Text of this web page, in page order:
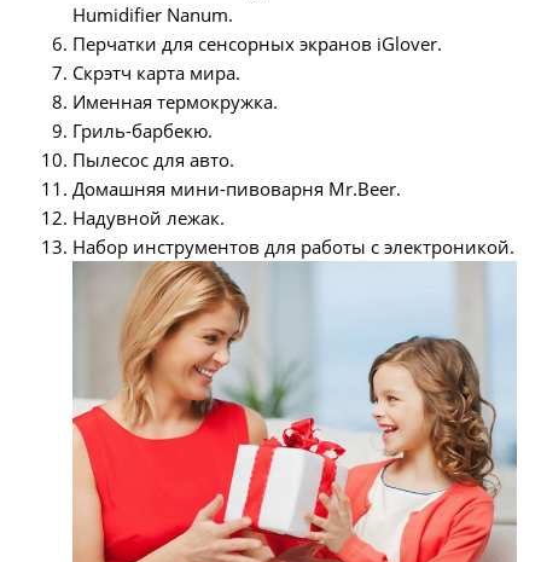
Humidifier Nanum.
Перчатки для сенсорных экранов iGlover.
Скрэтч карта мира.
Именная термокружка.
Гриль-барбекю.
Пылесос для авто.
Домашняя мини-пивоварня Mr.Beer.
Надувной лежак.
Набор инструментов для работы с электроникой.